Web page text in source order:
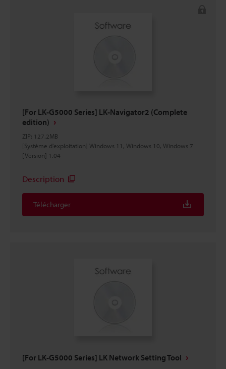
[For LK-G5000 Series] LK-Navigator2 (Complete
edition)
ZIP: 127.2MB
[Système d'exploitation] Windows 11, Windows 10, Windows 7
[Version] 1.04
Description
Télécharger
[For LK-G5000 Series] LK Network Setting Tool